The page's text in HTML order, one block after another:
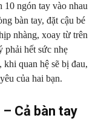
10 ngón tay vào nhau
bàn tay, đặt cậu bé
nhàng, xoay từ trên
hết sức nhẹ
quan hệ sẽ bị đau,
của hai bạn.
Cả bàn tay